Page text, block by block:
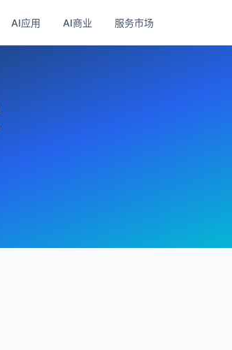
AI应用 AI商业 服务市场